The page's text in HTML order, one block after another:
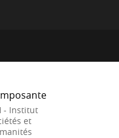
- Institut
et